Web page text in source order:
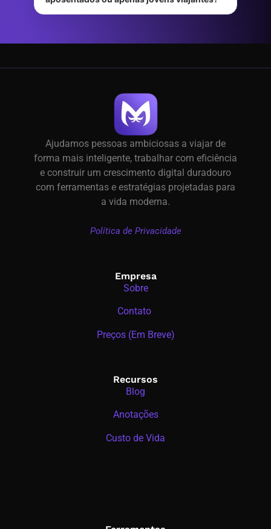
Ajudamos pessoas ambiciosas a viajar de
forma mais inteligente, trabalhar com eficiência
e construir um crescimento digital duradouro
com ferramentas e estratégias projetadas para
a vida moderna.
Política de Privacidade
Empresa
Sobre
Contato
Preços (Em Breve)
Recursos
Blog
Anotações
Custo de Vida